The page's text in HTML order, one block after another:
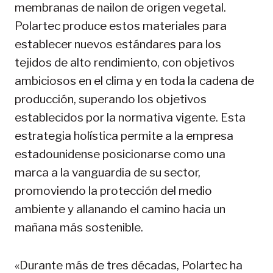
membranas de nailon de origen vegetal.
Polartec produce estos materiales para
establecer nuevos estándares para los
tejidos de alto rendimiento, con objetivos
ambiciosos en el clima y en toda la cadena de
producción, superando los objetivos
establecidos por la normativa vigente. Esta
estrategia holística permite a la empresa
estadounidense posicionarse como una
marca a la vanguardia de su sector,
promoviendo la protección del medio
ambiente y allanando el camino hacia un
mañana más sostenible.
«Durante más de tres décadas, Polartec ha